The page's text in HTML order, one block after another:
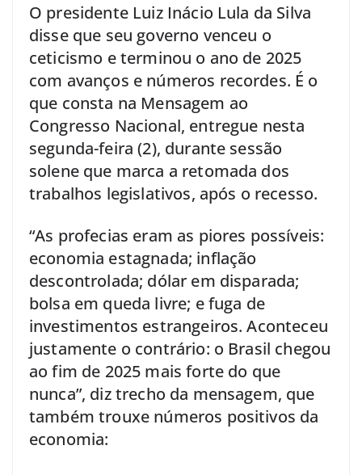
O presidente Luiz Inácio Lula da Silva
disse que seu governo venceu o
ceticismo e terminou o ano de 2025
com avanços e números recordes. É o
que consta na Mensagem ao
Congresso Nacional, entregue nesta
segunda-feira (2), durante sessão
solene que marca a retomada dos
trabalhos legislativos, após o recesso.
“As profecias eram as piores possíveis:
economia estagnada; inflação
descontrolada; dólar em disparada;
bolsa em queda livre; e fuga de
investimentos estrangeiros. Aconteceu
justamente o contrário: o Brasil chegou
ao fim de 2025 mais forte do que
nunca”, diz trecho da mensagem, que
também trouxe números positivos da
economia: